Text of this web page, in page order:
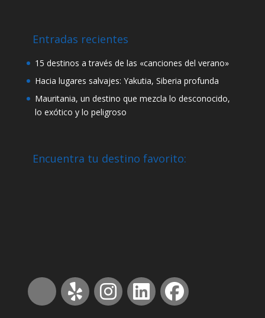
Entradas recientes
15 destinos a través de las «canciones del verano»
Hacia lugares salvajes: Yakutia, Siberia profunda
Mauritania, un destino que mezcla lo desconocido,
lo exótico y lo peligroso
Encuentra tu destino favorito: